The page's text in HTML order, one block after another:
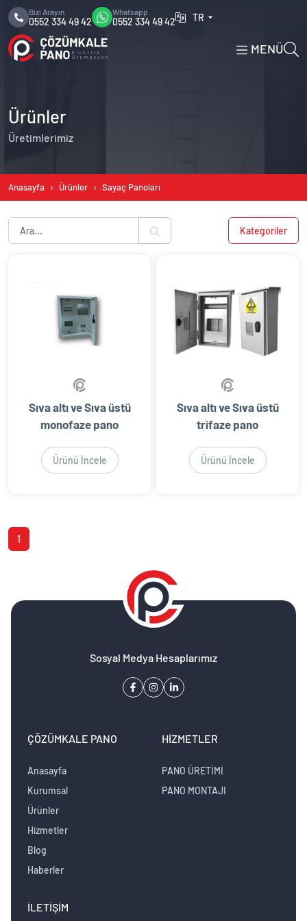
Bizi Arayın
0552 334 49 42
Whatsapp
0552 334 49 42 TR
MENÜ
Ürünler
Üretimlerimiz
Anasayfa Ürünler Sayaç Panoları
Kategoriler
Sıva altı ve Sıva üstü
monofaze pano
Ürünü İncele
Sıva altı ve Sıva üstü
trifaze pano
Ürünü İncele
1
Sosyal Medya Hesaplarımız
ÇÖZÜMKALE PANO
Anasayfa
Kurumsal
Ürünler
Hizmetler
Blog
Haberler
HIZMETLER
PANO ÜRETİMİ
PANO MONTAJI
İLETIŞIM